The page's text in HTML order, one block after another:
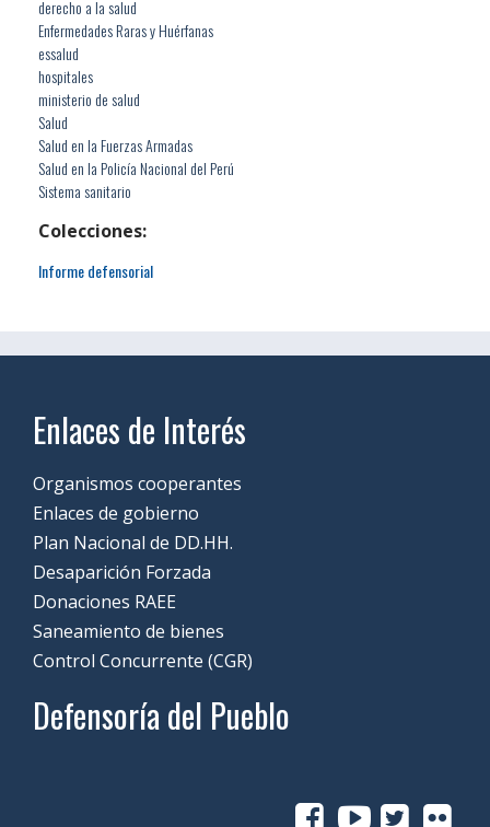
derecho a la salud
Enfermedades Raras y Huérfanas
essalud
hospitales
ministerio de salud
Salud
Salud en la Fuerzas Armadas
Salud en la Policía Nacional del Perú
Sistema sanitario
Colecciones:
Informe defensorial
Enlaces de Interés
Organismos cooperantes
Enlaces de gobierno
Plan Nacional de DD.HH.
Desaparición Forzada
Donaciones RAEE
Saneamiento de bienes
Control Concurrente (CGR)
Defensoría del Pueblo